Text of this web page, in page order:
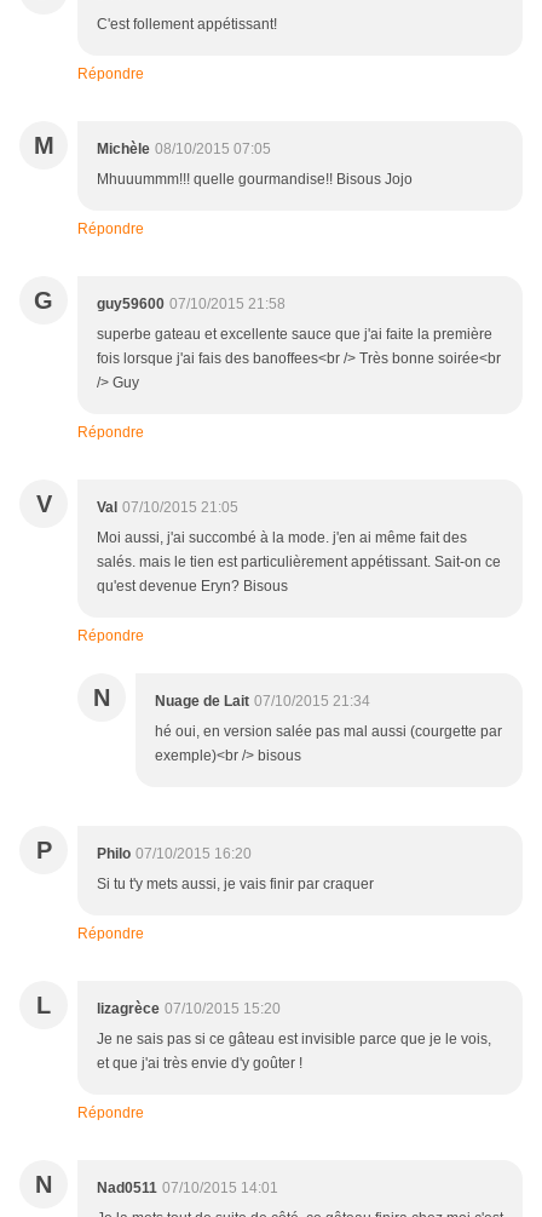
C'est follement appétissant!
Répondre
M Michèle 08/10/2015 07:05
Mhuuummm!!! quelle gourmandise!! Bisous Jojo
Répondre
G guy59600 07/10/2015 21:58
superbe gateau et excellente sauce que j'ai faite la première
fois lorsque j'ai fais des banoffees<br /> Très bonne soirée<br
/> Guy
Répondre
V Val 07/10/2015 21:05
Moi aussi, j'ai succombé à la mode. j'en ai même fait des
salés. mais le tien est particulièrement appétissant. Sait-on ce
qu'est devenue Eryn? Bisous
Répondre
N Nuage de Lait 07/10/2015 21:34
hé oui, en version salée pas mal aussi (courgette par
exemple)<br /> bisous
P Philo 07/10/2015 16:20
Si tu t'y mets aussi, je vais finir par craquer
Répondre
L lizagrèce 07/10/2015 15:20
Je ne sais pas si ce gâteau est invisible parce que je le vois,
et que j'ai très envie d'y goûter !
Répondre
N Nad0511 07/10/2015 14:01